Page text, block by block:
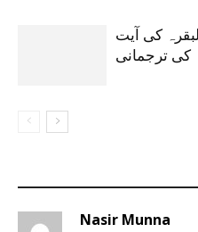
کی آیت
کی ترجمانی
Nasir Munna